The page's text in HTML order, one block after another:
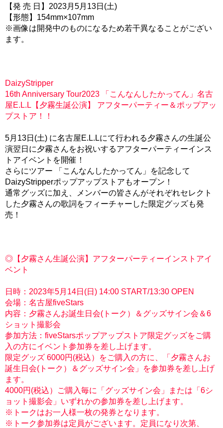
【発 売 日】2023月5月13日(土)
【形態】154mm×107mm
※画像は開発中のものになるため若干異なることがござい
ます。
DaizyStripper
16th Anniversary Tour2023 「こんなんしたかってん」名古
屋E.L.L【夕霧生誕公演】 アフターパーティー＆ポップアッ
プストア！！
5月13日(土) に名古屋E.L.Lにて行われる夕霧さんの生誕公
演翌日に夕霧さんをお祝いするアフターパーティーインス
トアイベントを開催！
さらにツアー 「こんなんしたかってん」を記念して
DaizyStripperポップアップストアもオープン！
通常グッズに加え、メンバーの皆さんがそれぞれセレクト
した夕霧さんの歌詞をフィーチャーした限定グッズも発
売！
◎【夕霧さん生誕公演】アフターパーティーインストアイ
ベント
日時：2023年5月14日(日) 14:00 START/13:30 OPEN
会場：名古屋fiveStars
内容：夕霧さんお誕生日会(トーク）＆グッズサイン会＆6
ショット撮影会
参加方法：fiveStarsポップアップストア限定グッズをご購
入の方にイベント参加券を差し上げます。
限定グッズ 6000円(税込）をご購入の方に、「夕霧さんお
誕生日会(トーク）＆グッズサイン会」を参加券を差し上げ
ます。
4000円(税込）ご購入毎に「グッズサイン会」または「6シ
ョット撮影会」いずれかの参加券を差し上げます。
※トークはお一人様一枚の発券となります。
※トーク参加券は定員がございます。定員になり次第、